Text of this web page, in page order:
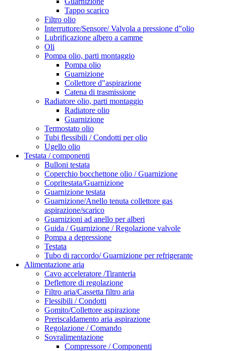
Tappo scarico
Filtro olio
Interruttore/Sensore/ Valvola a pressione d"olio
Lubrificazione albero a camme
Oli
Pompa olio, parti montaggio
Pompa olio
Guarnizione
Collettore d"aspirazione
Catena di trasmissione
Radiatore olio, parti montaggio
Radiatore olio
Guarnizione
Termostato olio
Tubi flessibili / Condotti per olio
Ugello olio
Testata / componenti
Bulloni testata
Coperchio bocchettone olio / Guarnizione
Copritestata/Guarnizione
Guarnizione testata
Guarnizione/Anello tenuta collettore gas
aspirazione/scarico
Guarnizioni ad anello per alberi
Guida / Guarnizione / Regolazione valvole
Pompa a depressione
Testata
Tubo di raccordo/ Guarnizione per refrigerante
Alimentazione aria
Cavo acceleratore /Tiranteria
Deflettore di regolazione
Filtro aria/Cassetta filtro aria
Flessibili / Condotti
Gomito/Collettore aspirazione
Preriscaldamento aria aspirazione
Regolazione / Comando
Sovralimentazione
Compressore / Componenti